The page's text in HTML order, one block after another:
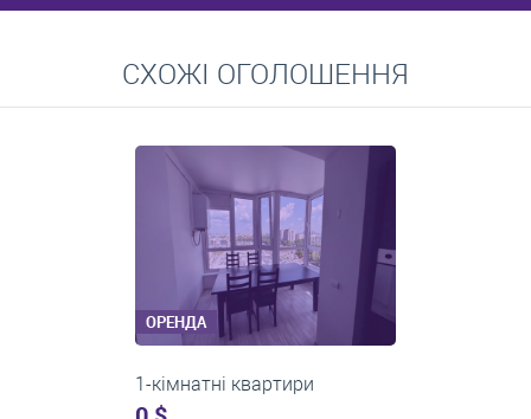
Середні ціни на довготривалу оренду квартир, особняків,
кімнат
СХОЖІ ОГОЛОШЕННЯ
ОРЕНДА
1-кімнатні квартири